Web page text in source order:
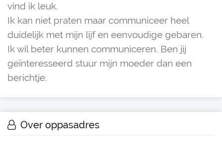
vind ik leuk.
Ik kan niet praten maar communiceer heel
duidelijk met mijn lijf en eenvoudige gebaren.
Ik wil beter kunnen communiceren. Ben jij
geïnteresseerd stuur mijn moeder dan een
berichtje.
Over oppasadres